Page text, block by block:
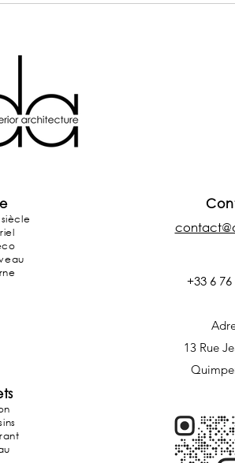
+33 6
13 Rue